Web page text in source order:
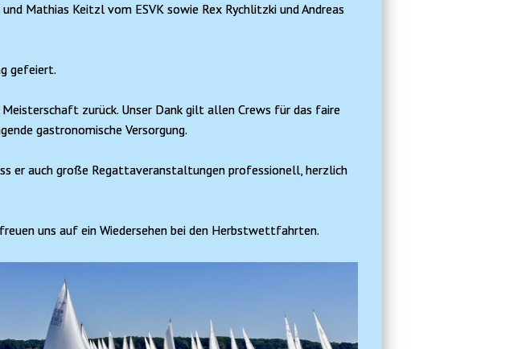
Mathias Keitzl vom ESVK sowie Rex Rychlitzki und Andreas
gefeiert.
zurück. Unser Dank gilt allen Crews für das faire
gastronomische Versorgung.
er auch große Regattaveranstaltungen professionell, herzlich
uns auf ein Wiedersehen bei den Herbstwettfahrten.